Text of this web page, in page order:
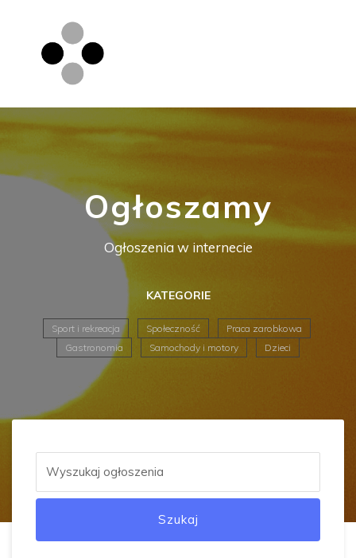
Ogłoszamy
Ogłoszenia w internecie
KATEGORIE
Sport i rekreacja Społeczność
Praca zarobkowa
Gastronomia
Samochody i motory Dzieci
Szukaj